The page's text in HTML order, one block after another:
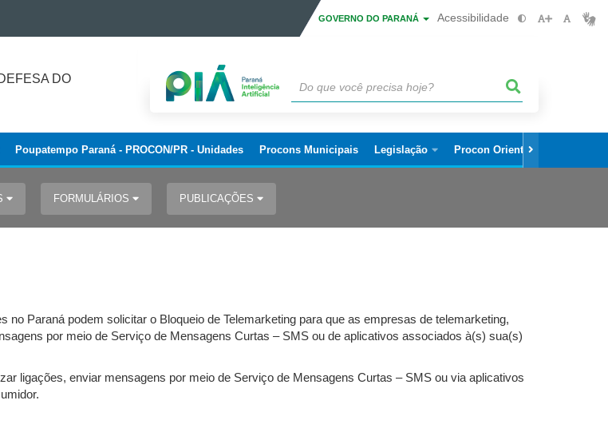
GOVERNO DO PARANÁ Acessibilidade
DO
Poupatempo Paraná - PROCON/PR - Unidades Procons Municipais Legislação Procon Orienta
FORMULÁRIOS PUBLICAÇÕES
Paraná podem solicitar o Bloqueio de Telemarketing para que as empresas de telemarketing,
por meio de Serviço de Mensagens Curtas – SMS ou de aplicativos associados à(s) sua(s)
ligações, enviar mensagens por meio de Serviço de Mensagens Curtas – SMS ou via aplicativos